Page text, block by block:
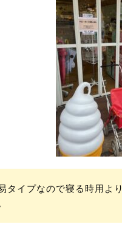
タイプなので寝る時用よ